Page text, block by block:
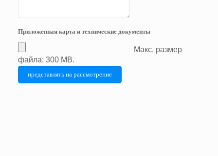
Приложенная карта и технические документы
Макс. размер
файла: 300 MB.